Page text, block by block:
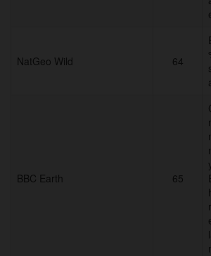
NatGeo Wild 64
BBC Earth 65